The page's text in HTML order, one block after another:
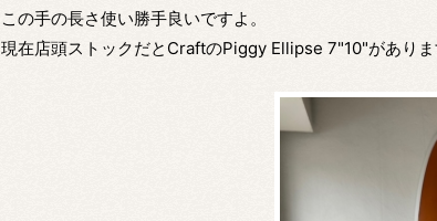
この手の長さ使い勝手良いですよ。
現在店頭ストックだとCraftのPiggy Ellipse 7"10"があり